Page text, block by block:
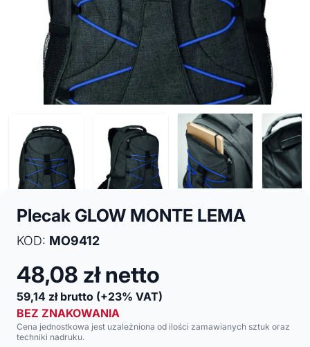
Plecak GLOW MONTE LEMA
KOD: MO9412
48,08 zł netto
59,14 zł brutto (+23% VAT)
BEZ ZNAKOWANIA
Cena jednostkowa jest uzależniona od ilości zamawianych sztuk oraz
techniki nadruku.